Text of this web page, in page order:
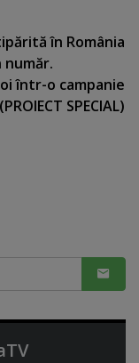
în România
număr.
într-o campanie
SPECIAL)